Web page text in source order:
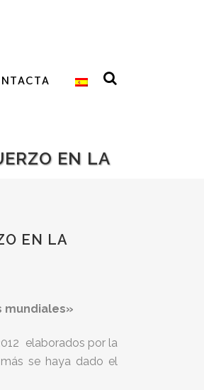
EN LA
EN LA
mundiales»
elaborados por la
se haya dado el